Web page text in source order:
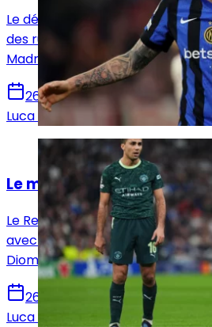
Le défenseur Alessandro
des rumeurs. Si son profil séduit
Madrid fait face à plusieurs
26 juillet 2026
Luca Schenatto
Actualités
Le mercato du Real
Le Real Madrid s'emballe. Face
avec Vinícius Júnior, le club
Diomandé et Rodri pour initier
26 juillet 2026
Luca Schenatto